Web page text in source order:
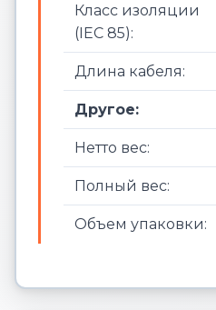
Класс изоляции
(IEC 85):
Длина кабеля:
Другое:
Нетто вес:
Полный вес:
Объем упаковки: